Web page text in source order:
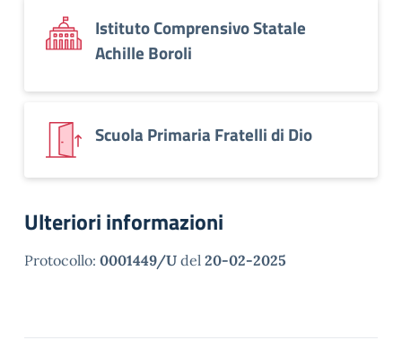
Istituto Comprensivo Statale
Achille Boroli
Scuola Primaria Fratelli di Dio
Ulteriori informazioni
Protocollo: 0001449/U del 20-02-2025